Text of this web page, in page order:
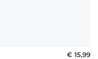
€ 15,99